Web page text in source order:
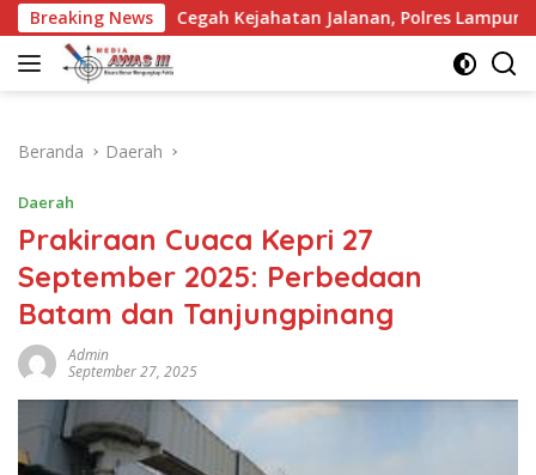
Langsung
ke
konten
Breaking News
Kejahatan Jalanan, Polres Lampung Utara Intensifkan
Beranda Daerah
Daerah
Prakiraan Cuaca Kepri 27
September 2025: Perbedaan
Batam dan Tanjungpinang
Admin
September 27, 2025